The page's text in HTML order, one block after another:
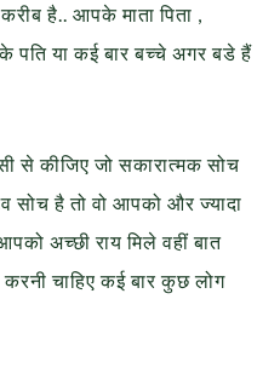
है.. आपके माता पिता ,
पति या कई बार बच्चे अगर बडे हैं
से कीजिए जो सकारात्मक सोच
सोच है तो वो आपको और ज्यादा
अच्छी राय मिले वहीं बात
चाहिए कई बार कुछ लोग